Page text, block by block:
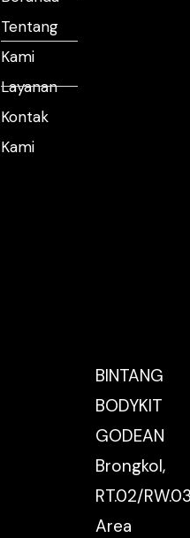
Tentang
Kami
Layanan
Kontak
Kami
BINTANG
BODYKIT
GODEAN
Brongkol,
RT.02/
Area